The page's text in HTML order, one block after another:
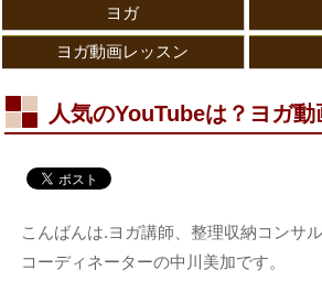
ヨガ
ヨガ動画レッスン
人気のYouTubeは？ヨガ動
こんばんは.ヨガ講師、整理収納コンサ
コーディネーターの中川美加です。